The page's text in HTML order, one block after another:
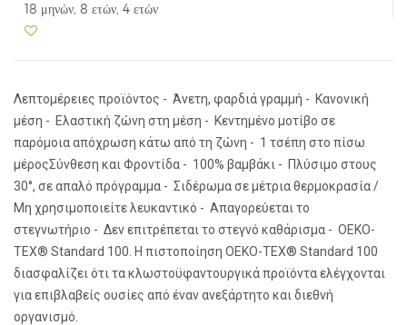
18 μηνών, 8 ετών, 4 ετών
Λεπτομέρειες προϊόντος - Άνετη, φαρδιά γραμμή - Κανονική
μέση - Ελαστική ζώνη στη μέση - Κεντημένο μοτίβο σε
παρόμοια απόχρωση κάτω από τη ζώνη - 1 τσέπη στο πίσω
μέροςΣύνθεση και Φροντίδα - 100% βαμβάκι - Πλύσιμο στους
30°, σε απαλό πρόγραμμα - Σιδέρωμα σε μέτρια θερμοκρασία /
Μη χρησιμοποιείτε λευκαντικό - Απαγορεύεται το
στεγνωτήριο - Δεν επιτρέπεται το στεγνό καθάρισμα - OEKO-
TEX® Standard 100. Η πιστοποίηση OEKO-TEX® Standard 100
διασφαλίζει ότι τα κλωστοϋφαντουργικά προϊόντα ελέγχονται
για επιβλαβείς ουσίες από έναν ανεξάρτητο και διεθνή
οργανισμό.